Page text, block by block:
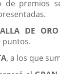
de premios
DE
puntos.
, a los que